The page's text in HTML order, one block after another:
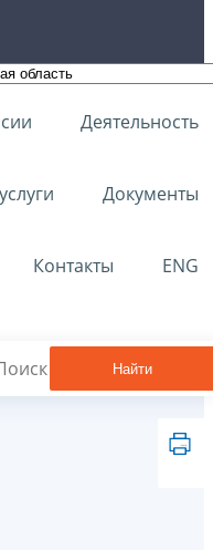
Деятельность
Документы
Контакты ENG
Найти